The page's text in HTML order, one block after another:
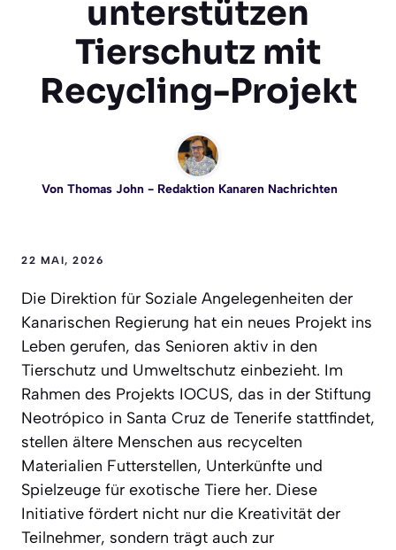
unterstützen
Tierschutz mit
Recycling-Projekt
Von Thomas John- Redaktion Kanaren Nachrichten
22 MAI, 2026
Die Direktion für Soziale Angelegenheiten der
Kanarischen Regierung hat ein neues Projekt ins
Leben gerufen, das Senioren aktiv in den
Tierschutz und Umweltschutz einbezieht. Im
Rahmen des Projekts IOCUS, das in der Stiftung
Neotrópico in Santa Cruz de Tenerife stattfindet,
stellen ältere Menschen aus recycelten
Materialien Futterstellen, Unterkünfte und
Spielzeuge für exotische Tiere her. Diese
Initiative fördert nicht nur die Kreativität der
Teilnehmer, sondern trägt auch zur